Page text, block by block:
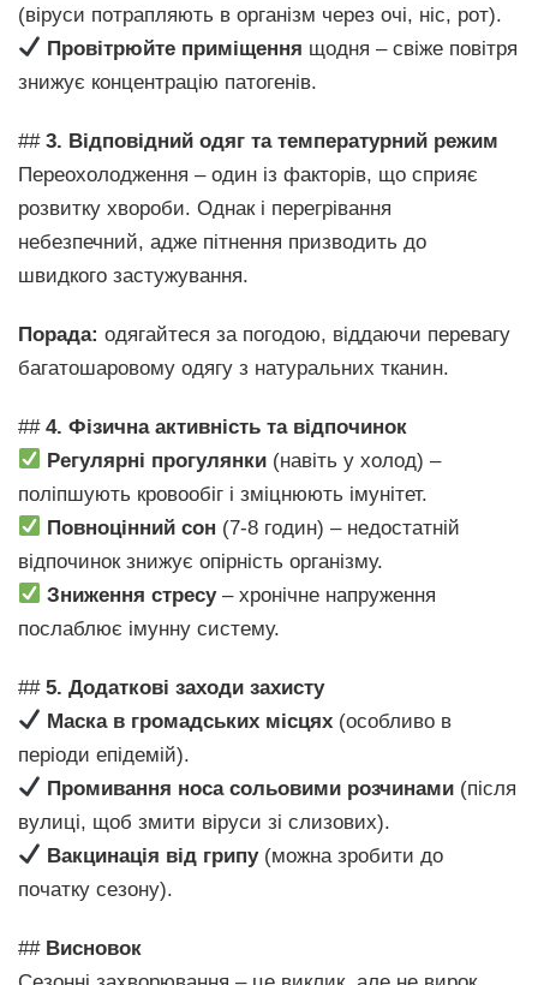
(віруси потрапляють в організм через очі, ніс, рот).
Провітрюйте приміщення щодня – свіже повітря
знижує концентрацію патогенів.
## 3. Відповідний одяг та температурний режим
Переохолодження – один із факторів, що сприяє
розвитку хвороби. Однак і перегрівання
небезпечний, адже пітнення призводить до
швидкого застужування.
Порада: одягайтеся за погодою, віддаючи перевагу
багатошаровому одягу з натуральних тканин.
## 4. Фізична активність та відпочинок
Регулярні прогулянки (навіть у холод) –
поліпшують кровообіг і зміцнюють імунітет.
Повноцінний сон (7-8 годин) – недостатній
відпочинок знижує опірність організму.
Зниження стресу– хронічне напруження
послаблює імунну систему.
## 5. Додаткові заходи захисту
Маска в громадських місцях (особливо в
періоди епідемій).
Промивання носа сольовими розчинами (після
вулиці, щоб змити віруси зі слизових).
Вакцинація від грипу(можна зробити до
початку сезону).
## Висновок